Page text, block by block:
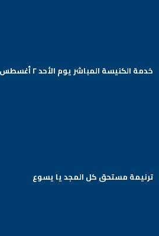
خدمة الكنيسة المباشر يوم الأحد ٢ أغسطس ٢٠٢٦ – القس مايك فغالي
ترنيمة مستحق كل المجد يا يسوع